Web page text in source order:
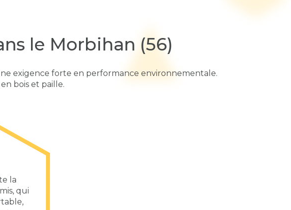
la
qui
le Morbihan (56)
exigence forte en performance environnementale.
bois et paille.